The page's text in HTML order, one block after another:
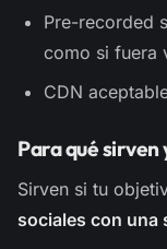
Pre-recorded
como si fuera
CDN
Para qué sirven
Sirven si tu
sociales con una